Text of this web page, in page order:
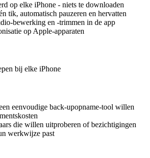
op elke iPhone - niets te downloaden
tik, automatisch pauzeren en hervatten
bewerking en -trimmen in de app
op Apple-apparaten
bij elke iPhone
eenvoudige back-upopname-tool willen
die willen uitproberen of bezichtigingen
werkwijze past